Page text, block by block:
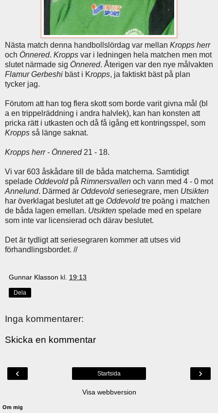
Nästa match denna handbollslördag var mellan Kropps herr
och Önnered. Kropps var i ledningen hela matchen men mot
slutet närmade sig Önnered. Återigen var den nye målvakten
Flamur Gerbeshi bäst i Kropps, ja faktiskt bäst på plan
tycker jag.
Förutom att han tog flera skott som borde varit givna mål (bl
a en trippelräddning i andra halvlek), kan han konsten att
pricka rätt i utkasten och då få igång ett kontringsspel, som
Kropps så länge saknat.
Kropps herr - Önnered21 - 18.
Vi var 603 åskådare till de båda matcherna. Samtidigt
spelade Oddevoldpå Rimnersvallen och vann med 4 - 0 mot
Annelund. Därmed är Oddevoldseriesegrare, men Utsikten
har överklagat beslutet att ge Oddevoldtre poäng i matchen
de båda lagen emellan. Utsikten spelade med en spelare
som inte var licensierad och därav beslutet.
Det är tydligt att seriesegraren kommer att utses vid
förhandlingsbordet. //
Gunnar Klasson kl. 19:13
Dela
Inga kommentarer:
Skicka en kommentar
‹ ›
Startsida
Visa webbversion
Om mig